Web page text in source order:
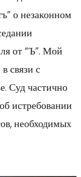
о незаконном
от “Ъ”. Мой
связи с
Суд частично
истребовании
необходимых